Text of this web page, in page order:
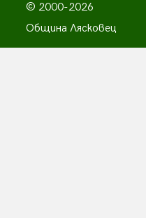
© 2000-2026
Община Лясковец